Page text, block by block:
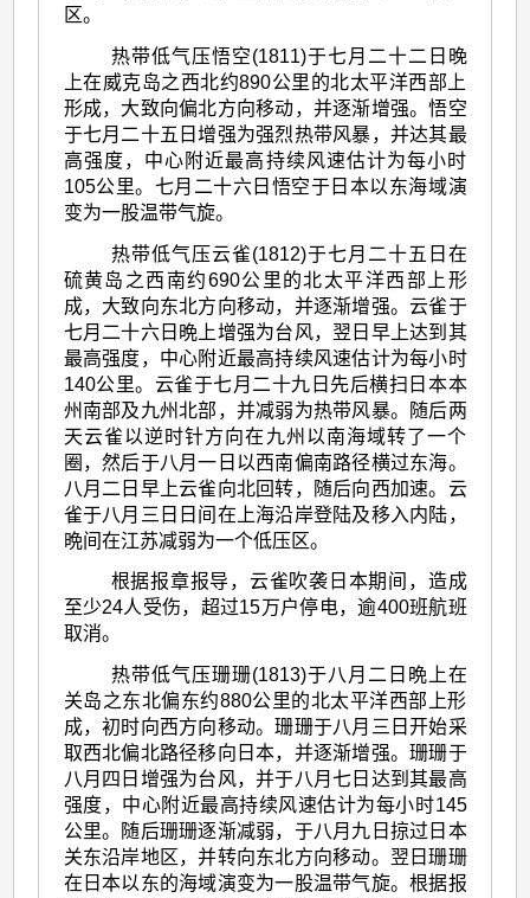
区。
热带低气压悟空(1811)于七月二十二日晚
上在威克岛之西北约890公里的北太平洋西部上
形成，大致向偏北方向移动，并逐渐增强。悟空
于七月二十五日增强为强烈热带风暴，并达其最
高强度，中心附近最高持续风速估计为每小时
105公里。七月二十六日悟空于日本以东海域演
变为一股温带气旋。
热带低气压云雀(1812)于七月二十五日在
硫黄岛之西南约690公里的北太平洋西部上形
成，大致向东北方向移动，并逐渐增强。云雀于
七月二十六日晩上增强为台风，翌日早上达到其
最高强度，中心附近最高持续风速估计为每小时
140公里。云雀于七月二十九日先后横扫日本本
州南部及九州北部，并减弱为热带风暴。随后两
天云雀以逆时针方向在九州以南海域转了一个
圈，然后于八月一日以西南偏南路径横过东海。
八月二日早上云雀向北回转，随后向西加速。云
雀于八月三日日间在上海沿岸登陆及移入内陆，
晩间在江苏减弱为一个低压区。
根据报章报导，云雀吹袭日本期间，造成
至少24人受伤，超过15万户停电，逾400班航班
取消。
热带低气压珊珊(1813)于八月二日晩上在
关岛之东北偏东约880公里的北太平洋西部上形
成，初时向西方向移动。珊珊于八月三日开始采
取西北偏北路径移向日本，并逐渐增强。珊珊于
八月四日增强为台风，并于八月七日达到其最高
强度，中心附近最高持续风速估计为每小时145
公里。随后珊珊逐渐减弱，于八月九日掠过日本
关东沿岸地区，并转向东北方向移动。翌日珊珊
在日本以东的海域演变为一股温带气旋。根据报